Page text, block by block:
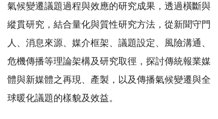
氣候變遷議題過程與效應的研究成果，透過橫斷與
縱貫研究，結合量化與質性研究方法，從新聞守門
人、消息來源、媒介框架、議題設定、風險溝通、
危機傳播等理論架構及研究取徑，探討傳統報業媒
體與新媒體之再現、產製，以及傳播氣候變遷與全
球暖化議題的樣貌及效益。